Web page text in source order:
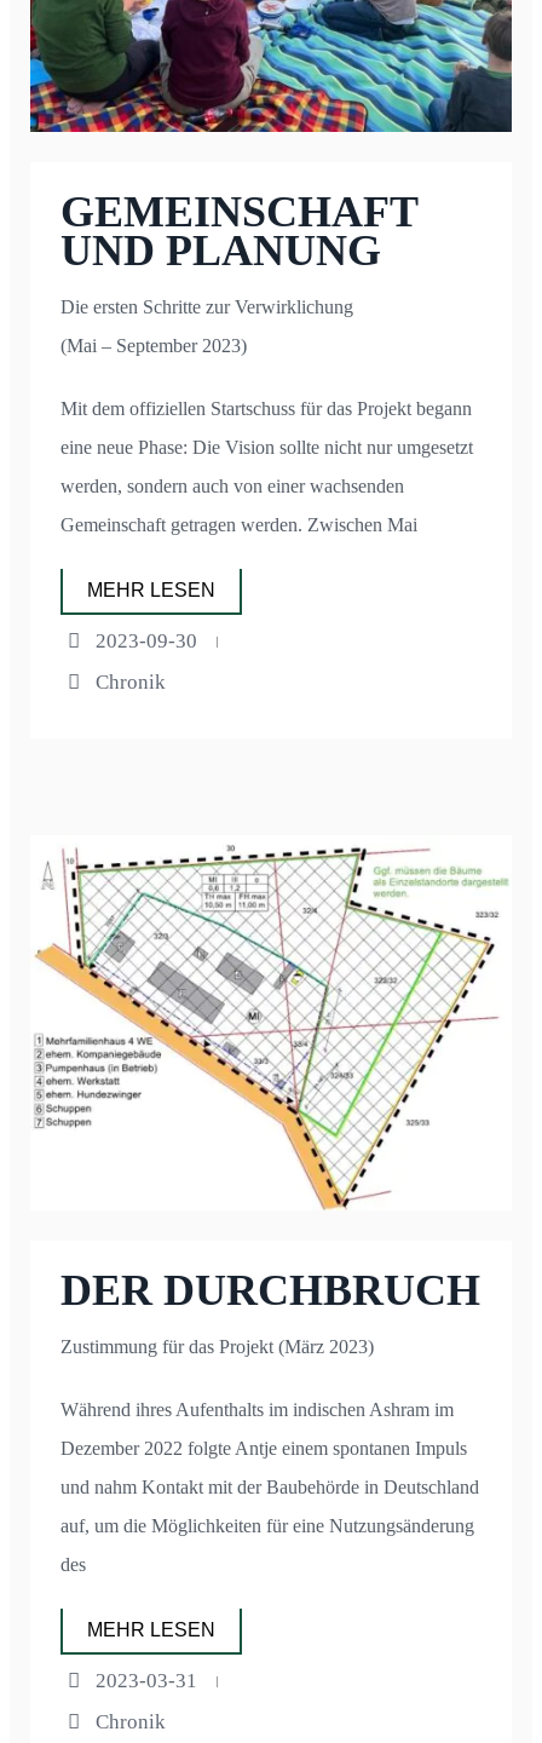
GEMEINSCHAFT
UND PLANUNG
Die ersten Schritte zur Verwirklichung
(Mai – September 2023)
Mit dem offiziellen Startschuss für das Projekt begann
eine neue Phase: Die Vision sollte nicht nur umgesetzt
werden, sondern auch von einer wachsenden
Gemeinschaft getragen werden. Zwischen Mai
MEHR LESEN
2023-09-30
Chronik
DER DURCHBRUCH
Zustimmung für das Projekt (März 2023)
Während ihres Aufenthalts im indischen Ashram im
Dezember 2022 folgte Antje einem spontanen Impuls
und nahm Kontakt mit der Baubehörde in Deutschland
auf, um die Möglichkeiten für eine Nutzungsänderung
des
MEHR LESEN
2023-03-31
Chronik